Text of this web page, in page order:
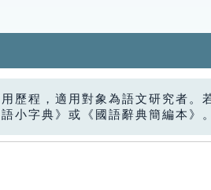
歷程，適用對象為語文研究者。
小字典》或《國語辭典簡編本》。